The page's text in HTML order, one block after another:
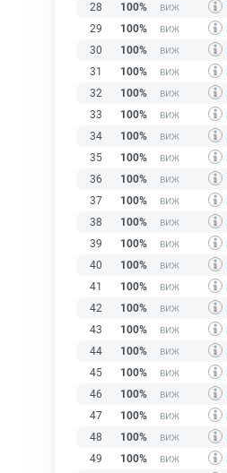
28
100%
29
100%
30
100%
31
100%
32
100%
33
100%
34
100%
35
100%
36
100%
37
100%
38
100%
39
100%
40
100%
41
100%
42
100%
43
100%
44
100%
45
100%
46
100%
47
100%
48
100%
49
100%